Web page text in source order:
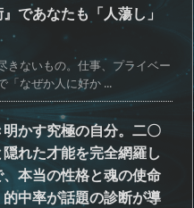
であなたも「人蕩し」
きないもの。仕事、プライベー
「なぜか人に好か ...
かす究極の自分。二〇
れた才能を完全網羅し
本当の性格と魂の使命
中率が話題の診断が導